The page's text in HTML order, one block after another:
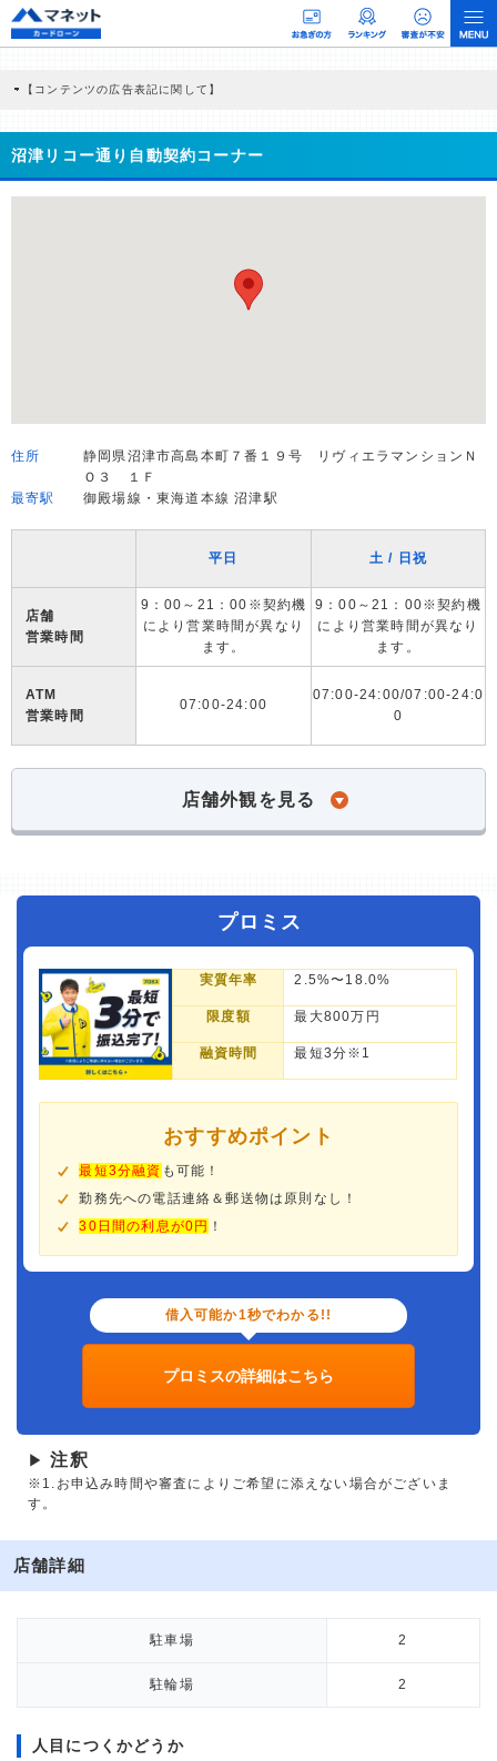
【コンテンツの広告表記に関して】
商品を根拠なくPRするものではなく、当編集部の調査／ユーザーへの口コミ収集な
どに基づき、公平性を担保した情報提供を行っています。
>提携企業一覧
沼津リコー通り自動契約コーナー
住所
静岡県沼津市高島本町７番１９号 リヴィエラマンションＮ
Ｏ３ １Ｆ
最寄駅
御殿場線・東海道本線 沼津駅
平日 土 / 日祝
店舗
営業時間
9：00～21：00※契約機
により営業時間が異なり
ます。
9：00～21：00※契約機
により営業時間が異なり
ます。
ATM
営業時間
07:00-24:00
07:00-24:00/07:00-24:0
0
店舗外観を見る
プロミス
実質年率 2.5%〜18.0%
限度額 最大800万円
融資時間 最短3分※1
おすすめポイント
最短3分融資 も可能！
勤務先への電話連絡＆郵送物は原則なし！
30日間の利息が0円 ！
借入可能か1秒でわかる!!
プロミスの詳細はこちら
▶ 注釈
※1.お申込み時間や審査によりご希望に添えない場合がございま
す。
店舗詳細
駐車場 2
駐輪場 2
人目につくかどうか